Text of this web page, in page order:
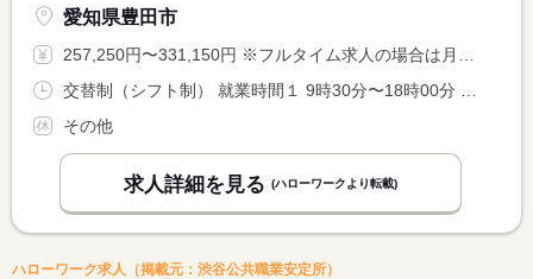
愛知県豊田市
257,250円〜331,150円 ※フルタイム求人の場合は月額（換算額）、パート求人の場合は時間額を表示しています。
その他
求人詳細を見る (ハローワークより転載)
ハローワーク求人（掲載元：渋谷公共職業安定所）